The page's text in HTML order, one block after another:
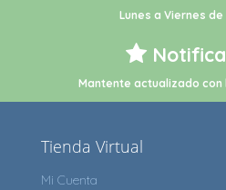
Lunes a Viernes de
Mantente actualizado con
Tienda Virtual
Mi Cuenta